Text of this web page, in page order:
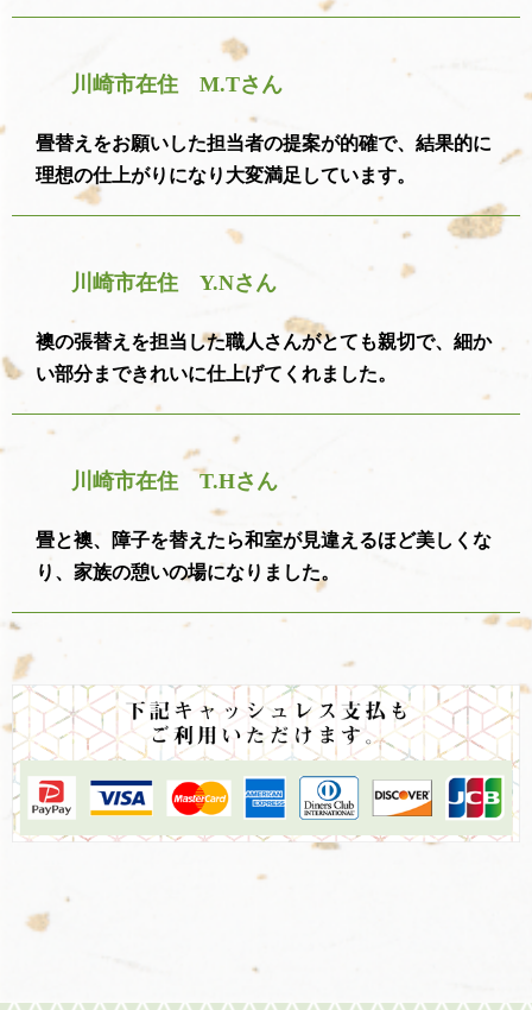
川崎市在住 M.Tさん
畳替えをお願いした担当者の提案が的確で、結果的に
理想の仕上がりになり大変満足しています。
川崎市在住 Y.Nさん
襖の張替えを担当した職人さんがとても親切で、細か
い部分まできれいに仕上げてくれました。
川崎市在住 T.Hさん
畳と襖、障子を替えたら和室が見違えるほど美しくな
り、家族の憩いの場になりました。